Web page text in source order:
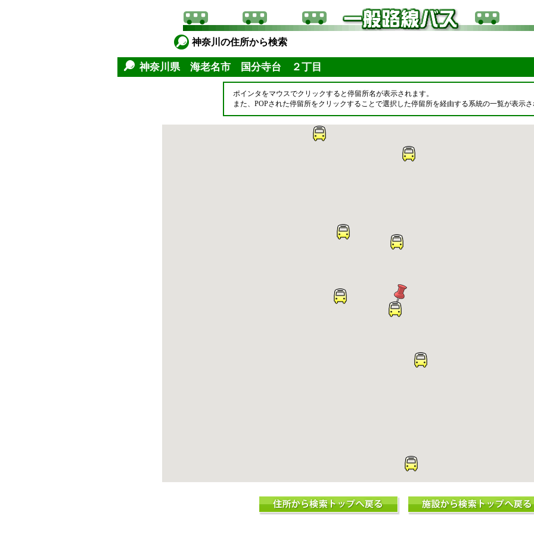
神奈川の住所から検索
神奈川県 海老名市 国分寺台 ２丁目
ポインタをマウスでクリックすると停留所名が表示されます。
また、POPされた停留所をクリックすることで選択した停留所を経由する系統の一覧が表示